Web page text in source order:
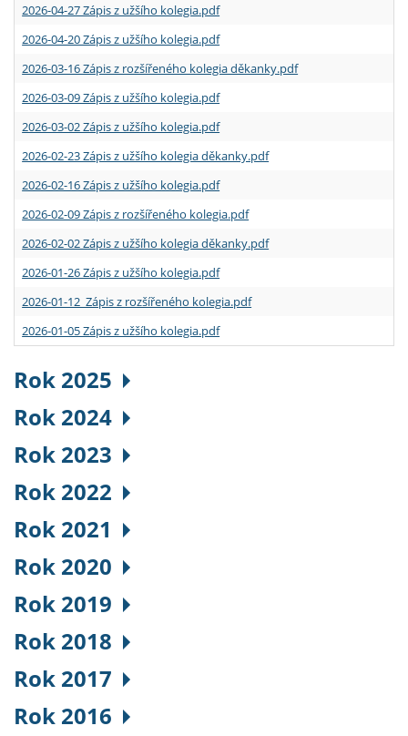
2026-04-27 Zápis z užšího kolegia.pdf
2026-04-20 Zápis z užšího kolegia.pdf
2026-03-16 Zápis z rozšířeného kolegia děkanky.pdf
2026-03-09 Zápis z užšího kolegia.pdf
2026-03-02 Zápis z užšího kolegia.pdf
2026-02-23 Zápis z užšího kolegia děkanky.pdf
2026-02-16 Zápis z užšího kolegia.pdf
2026-02-09 Zápis z rozšířeného kolegia.pdf
2026-02-02 Zápis z užšího kolegia děkanky.pdf
2026-01-26 Zápis z užšího kolegia.pdf
2026-01-12 Zápis z rozšířeného kolegia.pdf
2026-01-05 Zápis z užšího kolegia.pdf
Rok 2025
Rok 2024
Rok 2023
Rok 2022
Rok 2021
Rok 2020
Rok 2019
Rok 2018
Rok 2017
Rok 2016